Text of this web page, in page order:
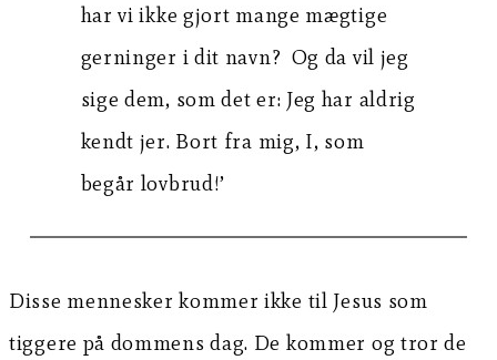
har vi ikke gjort mange mægtige
gerninger i dit navn? Og da vil jeg
sige dem, som det er: Jeg har aldrig
kendt jer. Bort fra mig, I, som
begår lovbrud!’
Disse mennesker kommer ikke til Jesus som
tiggere på dommens dag. De kommer og tror de